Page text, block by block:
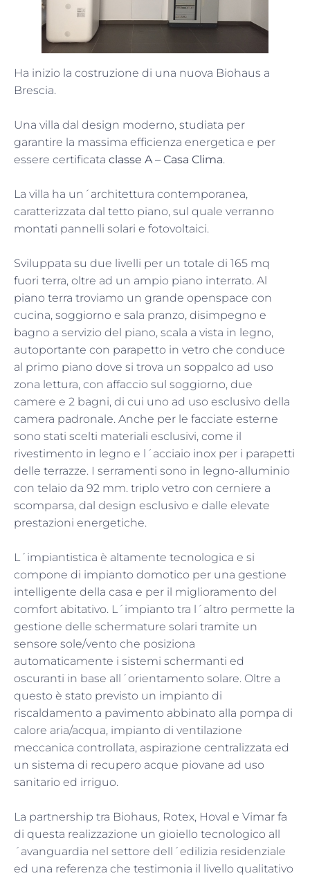
Ha inizio la costruzione di una nuova Biohaus a
Brescia.
Una villa dal design moderno, studiata per
garantire la massima efficienza energetica e per
essere certificata classe A – Casa Clima.
La villa ha un´architettura contemporanea,
caratterizzata dal tetto piano, sul quale verranno
montati pannelli solari e fotovoltaici.
Sviluppata su due livelli per un totale di 165 mq
fuori terra, oltre ad un ampio piano interrato. Al
piano terra troviamo un grande openspace con
cucina, soggiorno e sala pranzo, disimpegno e
bagno a servizio del piano, scala a vista in legno,
autoportante con parapetto in vetro che conduce
al primo piano dove si trova un soppalco ad uso
zona lettura, con affaccio sul soggiorno, due
camere e 2 bagni, di cui uno ad uso esclusivo della
camera padronale. Anche per le facciate esterne
sono stati scelti materiali esclusivi, come il
rivestimento in legno e l´acciaio inox per i parapetti
delle terrazze. I serramenti sono in legno-alluminio
con telaio da 92 mm. triplo vetro con cerniere a
scomparsa, dal design esclusivo e dalle elevate
prestazioni energetiche.
L´impiantistica è altamente tecnologica e si
compone di impianto domotico per una gestione
intelligente della casa e per il miglioramento del
comfort abitativo. L´impianto tra l´altro permette la
gestione delle schermature solari tramite un
sensore sole/vento che posiziona
automaticamente i sistemi schermanti ed
oscuranti in base all´orientamento solare. Oltre a
questo è stato previsto un impianto di
riscaldamento a pavimento abbinato alla pompa di
calore aria/acqua, impianto di ventilazione
meccanica controllata, aspirazione centralizzata ed
un sistema di recupero acque piovane ad uso
sanitario ed irriguo.
La partnership tra Biohaus, Rotex, Hoval e Vimar fa
di questa realizzazione un gioiello tecnologico all
´avanguardia nel settore dell´edilizia residenziale
ed una referenza che testimonia il livello qualitativo